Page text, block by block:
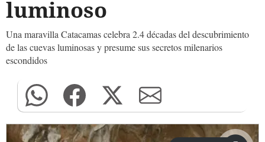
luminoso
Una maravilla Catacamas celebra 2.4 décadas del descubrimiento
de las cuevas luminosas y presume sus secretos milenarios
escondidos